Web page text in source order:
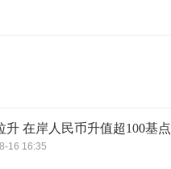
升 在岸人民币升值超100基点
16 16:35